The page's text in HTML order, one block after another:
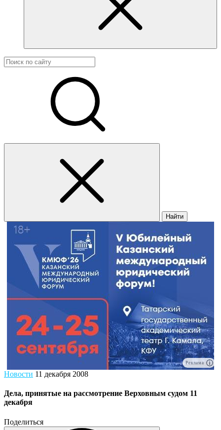
Найти
Реклама
Новости 11 декабря 2008
Дела, принятые на рассмотрение Верховным судом 11
декабря
Поделиться